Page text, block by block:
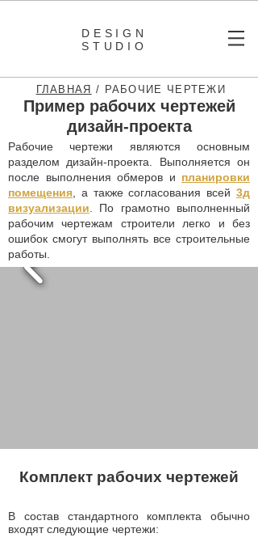
DESIGN
STUDIO
ГЛАВНАЯ / РАБОЧИЕ ЧЕРТЕЖИ
Пример рабочих чертежей
дизайн-проекта
Рабочие чертежи являются основным
разделом дизайн-проекта. Выполняется он
после выполнения обмеров и планировки
помещения , а также согласования всей 3д
визуализации . По грамотно выполненный
рабочим чертежам строители легко и без
ошибок смогут выполнять все строительные
работы.
Комплект рабочих чертежей
В состав стандартного комплекта обычно
входят следующие чертежи: